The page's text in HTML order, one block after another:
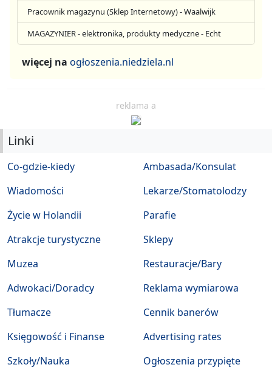
Pracownik magazynu (Sklep Internetowy) - Waalwijk
MAGAZYNIER - elektronika, produkty medyczne - Echt
więcej na ogłoszenia.niedziela.nl
reklama a
Linki
Co-gdzie-kiedy
Wiadomości
Życie w Holandii
Atrakcje turystyczne
Muzea
Ambasada/Konsulat
Lekarze/Stomatolodzy
Parafie
Sklepy
Restauracje/Bary
Adwokaci/Doradcy
Tłumacze
Księgowość i Finanse
Szkoły/Nauka
Reklama wymiarowa
Cennik banerów
Advertising rates
Ogłoszenia przypięte